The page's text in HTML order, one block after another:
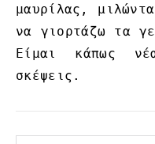
μαυρίλας,
να γιορτάζω τα
Είμαι κάπως
σκέψεις.